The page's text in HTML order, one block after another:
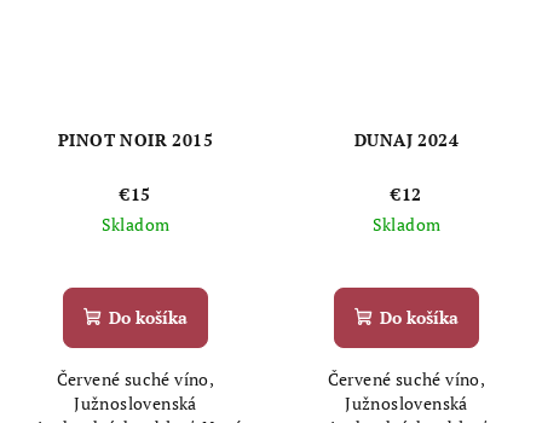
PINOT NOIR 2015
€15
Skladom
Do košíka
Červené suché víno,
Južnoslovenská
DUNAJ 2024
€12
Skladom
hodnotenie
produktu
z
5
Do košíka
Červené suché víno,
Južnoslovenská